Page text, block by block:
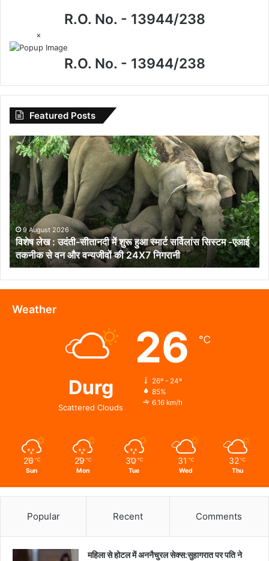
R.O. No. - 13944/238
×
R.O. No. - 13944/238
Featured Posts
विशेष
लेख
उदंती-
सीतानदी
में
शुरू
हुआ
स्मार्ट
सर्विलांस
सिस्टम
-एआई
तकनीक
से
9 August 2026
विशेष लेख : उदंती-सीतानदी में शुरू हुआ स्मार्ट सर्विलांस सिस्टम -एआई
तकनीक से वन और वन्यजीवों की 24X7 निगरानी
Weather
Durg
Scattered Clouds
26 ℃
26º - 24º
85%
6.16 km/h
26 ℃
Sun
29 ℃
Mon
30 ℃
Tue
31 ℃
Wed
32 ℃
Thu
Popular Recent Comments
महिला से होटल में अननैचुरल सेक्स:सुहागरात पर पति ने